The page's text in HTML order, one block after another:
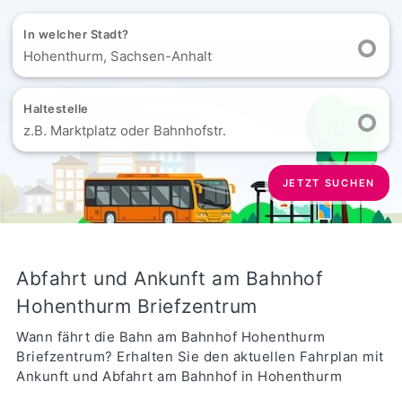
In welcher Stadt?
Hohenthurm, Sachsen-Anhalt
Haltestelle
z.B. Marktplatz oder Bahnhofstr.
JETZT SUCHEN
Abfahrt und Ankunft am Bahnhof
Hohenthurm Briefzentrum
Wann fährt die Bahn am Bahnhof Hohenthurm
Briefzentrum? Erhalten Sie den aktuellen Fahrplan mit
Ankunft und Abfahrt am Bahnhof in Hohenthurm